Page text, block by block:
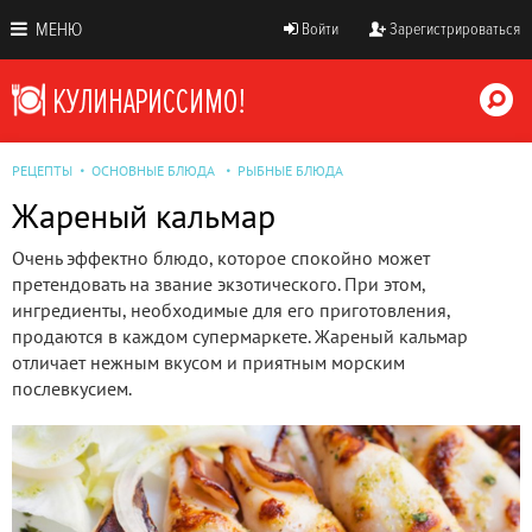
МЕНЮ Войти Зарегистрироваться
РЕЦЕПТЫ ОСНОВНЫЕ БЛЮДА РЫБНЫЕ БЛЮДА
Жареный кальмар
Очень эффектно блюдо, которое спокойно может
претендовать на звание экзотического. При этом,
ингредиенты, необходимые для его приготовления,
продаются в каждом супермаркете. Жареный кальмар
отличает нежным вкусом и приятным морским
послевкусием.